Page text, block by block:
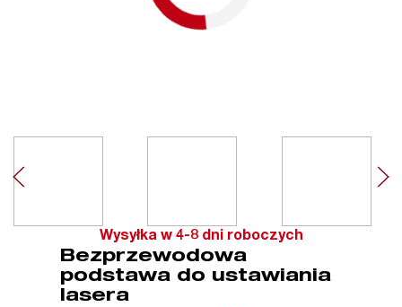
Wysyłka w 4-8 dni roboczych
Bezprzewodowa
podstawa do ustawiania
lasera